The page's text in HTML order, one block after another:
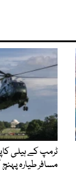
ٹرمپ کے ہیلی
مسافر طیارہ